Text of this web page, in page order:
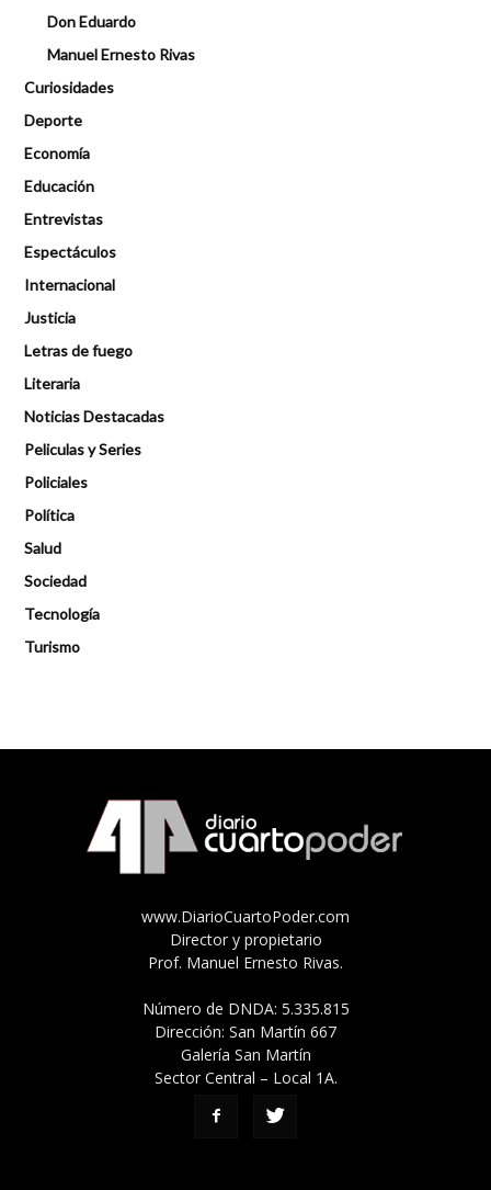
Don Eduardo
Manuel Ernesto Rivas
Curiosidades
Deporte
Economía
Educación
Entrevistas
Espectáculos
Internacional
Justicia
Letras de fuego
Literaria
Noticias Destacadas
Peliculas y Series
Policiales
Política
Salud
Sociedad
Tecnología
Turismo
www.DiarioCuartoPoder.com
Director y propietario
Prof. Manuel Ernesto Rivas.
Número de DNDA: 5.335.815
Dirección: San Martín 667
Galería San Martín
Sector Central – Local 1A.